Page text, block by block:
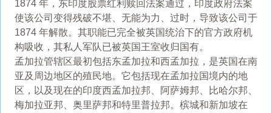
1874 年，东印度股票红利赎回法案通过，印度政府法案
使该公司变得残破不堪、无能为力、过时，导致该公司于
1874 年解散。其职能已完全被英国统治下的官方政府机
构吸收，其私人军队已被英国王室收归国有。
孟加拉管辖区最初包括东孟加拉和西孟加拉，是英国在南
亚及周边地区的殖民地。它包括现在孟加拉国境内的地
区，以及现在的印度西孟加拉邦、阿萨姆邦、比哈尔邦、
梅加拉亚邦、奥里萨邦和特里普拉邦。槟城和新加坡在